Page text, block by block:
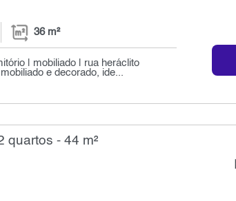
36 m²
| mobiliado | rua heráclito
e decorado, ide...
quartos - 44 m²